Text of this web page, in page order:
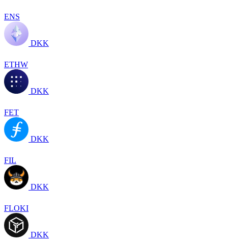
ENS
DKK
ETHW
DKK
FET
DKK
FIL
DKK
FLOKI
DKK